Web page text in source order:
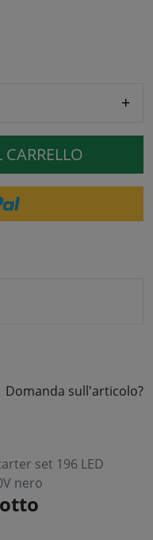
+
Domanda sull'articolo?
set 196 LED
nero